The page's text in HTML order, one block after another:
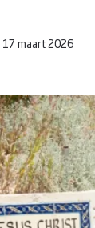
17 maart 2026